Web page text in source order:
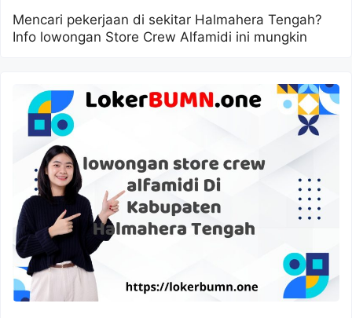
Mencari pekerjaan di sekitar Halmahera Tengah?
Info lowongan Store Crew Alfamidi ini mungkin